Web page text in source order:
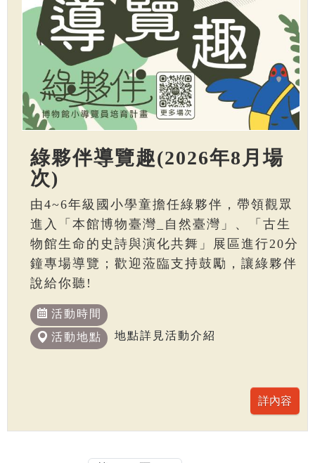
綠夥伴導覽趣(2026年8月場
次)
由4~6年級國小學童擔任綠夥伴，帶領觀眾
進入「本館博物臺灣_自然臺灣」、「古生
物館生命的史詩與演化共舞」展區進行20分
鐘專場導覽；歡迎蒞臨支持鼓勵，讓綠夥伴
說給你聽!
活動時間
活動地點
地點詳見活動介紹